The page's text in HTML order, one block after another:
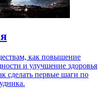
как повышение
и улучшение здоровья
сделать первые шаги по